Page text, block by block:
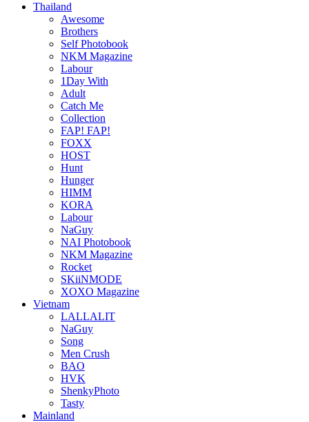
Thailand
Awesome
Brothers
Self Photobook
NKM Magazine
Labour
1Day With
Adult
Catch Me
Collection
FAP! FAP!
FOXX
HOST
Hunt
Hunger
HIMM
KORA
Labour
NaGuy
NAI Photobook
NKM Magazine
Rocket
SKiiNMODE
XOXO Magazine
Vietnam
LALLALIT
NaGuy
Song
Men Crush
BAO
HVK
ShenkyPhoto
Tasty
Mainland